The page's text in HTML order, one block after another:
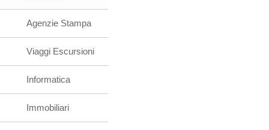
Agenzie Stampa
Viaggi Escursioni
Informatica
Immobiliari